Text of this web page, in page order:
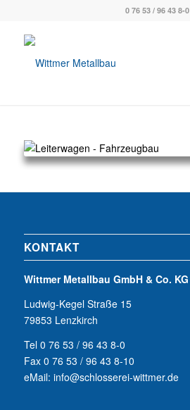
0 76 53 / 96 43 8-0
KONTAKT
Wittmer Metallbau GmbH & Co. KG
Ludwig-Kegel Straße 15
79853 Lenzkirch
Tel 0 76 53 / 96 43 8-0
Fax 0 76 53 / 96 43 8-10
eMail: info@schlosserei-wittmer.de